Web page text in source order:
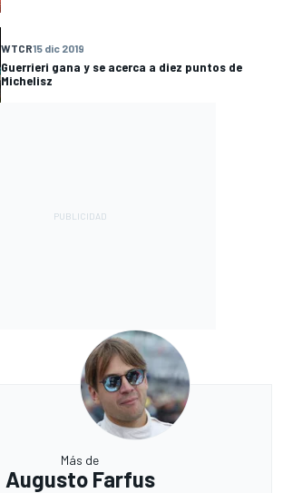
WTCR15 dic 2019
Guerrieri gana y se acerca a diez puntos de
Michelisz
Más de
Augusto Farfus